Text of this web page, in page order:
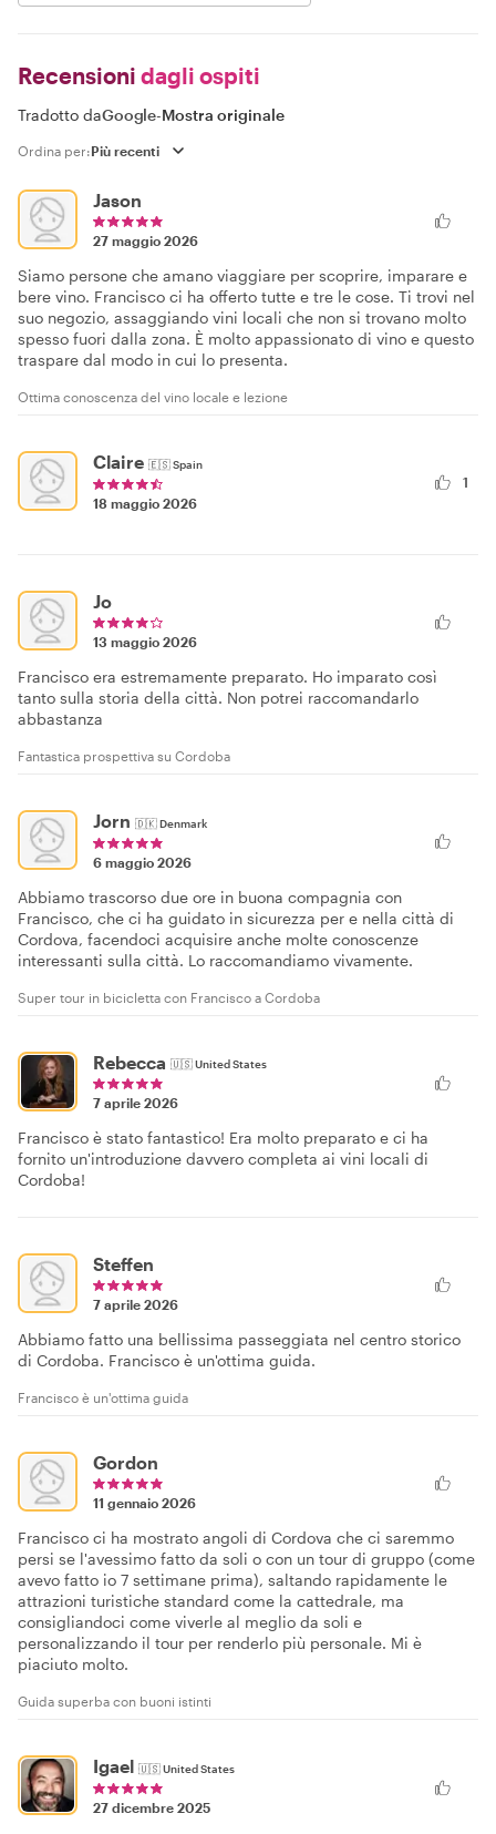
Recensioni dagli ospiti
Tradotto daGoogle-Mostra originale
Ordina per:
Jason
27 maggio 2026
Siamo persone che amano viaggiare per scoprire, imparare e
bere vino. Francisco ci ha offerto tutte e tre le cose. Ti trovi nel
suo negozio, assaggiando vini locali che non si trovano molto
spesso fuori dalla zona. È molto appassionato di vino e questo
traspare dal modo in cui lo presenta.
Ottima conoscenza del vino locale e lezione
Claire 🇪🇸Spain
18 maggio 2026
1
Jo
13 maggio 2026
Francisco era estremamente preparato. Ho imparato così
tanto sulla storia della città. Non potrei raccomandarlo
abbastanza
Fantastica prospettiva su Cordoba
Jorn 🇩🇰Denmark
6 maggio 2026
Abbiamo trascorso due ore in buona compagnia con
Francisco, che ci ha guidato in sicurezza per e nella città di
Cordova, facendoci acquisire anche molte conoscenze
interessanti sulla città. Lo raccomandiamo vivamente.
Super tour in bicicletta con Francisco a Cordoba
Rebecca 🇺🇸United States
7 aprile 2026
Francisco è stato fantastico! Era molto preparato e ci ha
fornito un'introduzione davvero completa ai vini locali di
Cordoba!
Steffen
7 aprile 2026
Abbiamo fatto una bellissima passeggiata nel centro storico
di Cordoba. Francisco è un'ottima guida.
Francisco è un'ottima guida
Gordon
11 gennaio 2026
Francisco ci ha mostrato angoli di Cordova che ci saremmo
persi se l'avessimo fatto da soli o con un tour di gruppo (come
avevo fatto io 7 settimane prima), saltando rapidamente le
attrazioni turistiche standard come la cattedrale, ma
consigliandoci come viverle al meglio da soli e
personalizzando il tour per renderlo più personale. Mi è
piaciuto molto.
Guida superba con buoni istinti
Igael 🇺🇸United States
27 dicembre 2025